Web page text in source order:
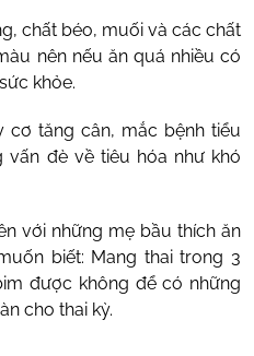
chất béo, muối và các chất
nên nếu ăn quá nhiều có
khỏe.
cơ tăng cân, mắc bệnh tiểu
đè về tiêu hóa như khó
với những mẹ bầu thích ăn
biết: Mang thai trong 3
được không để có những
cho thai kỳ.